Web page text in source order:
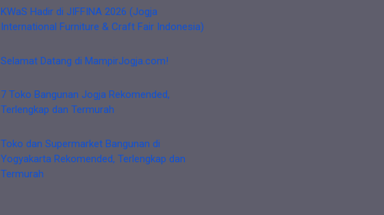
KWaS Hadir di JIFFINA 2026 (Jogja
International Furniture & Craft Fair Indonesia)
Selamat Datang di MampirJogja.com!
7 Toko Bangunan Jogja Rekomended,
Terlengkap dan Termurah
Toko dan Supermarket Bangunan di
Yogyakarta Rekomended, Terlengkap dan
Termurah